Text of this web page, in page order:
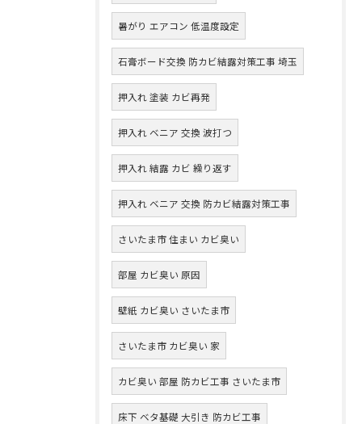
暑がり エアコン 低温度設定
石膏ボード交換 防カビ結露対策工事 埼玉
押入れ 塗装 カビ再発
押入れ ベニア 交換 波打つ
押入れ 結露 カビ 繰り返す
押入れ ベニア 交換 防カビ結露対策工事
さいたま市 住まい カビ臭い
部屋 カビ臭い 原因
壁紙 カビ臭い さいたま市
さいたま市 カビ臭い 家
カビ臭い 部屋 防カビ工事 さいたま市
床下 ベタ基礎 大引き 防カビ工事